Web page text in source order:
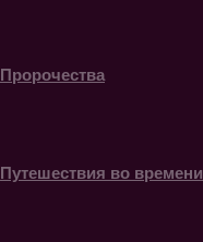
Пророчества
Путешествия во времени